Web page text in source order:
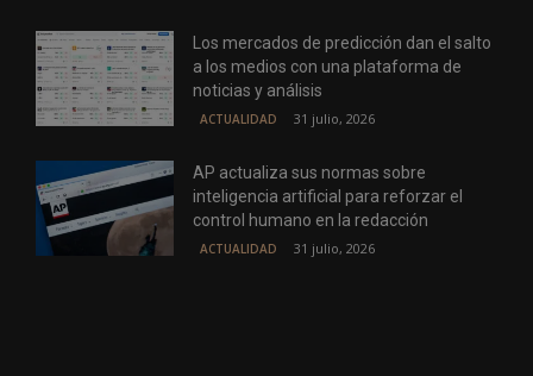
Los mercados de predicción dan el salto
a los medios con una plataforma de
noticias y análisis
ACTUALIDAD 31 julio, 2026
AP actualiza sus normas sobre
inteligencia artificial para reforzar el
control humano en la redacción
ACTUALIDAD 31 julio, 2026